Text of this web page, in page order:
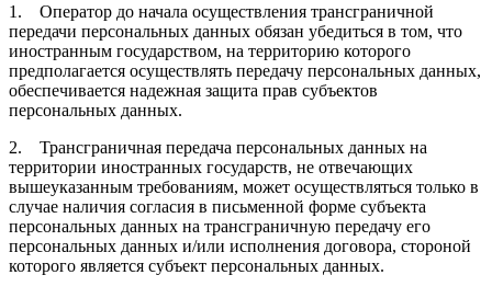
1. Оператор до начала осуществления трансграничной
передачи персональных данных обязан убедиться в том, что
иностранным государством, на территорию которого
предполагается осуществлять передачу персональных данных,
обеспечивается надежная защита прав субъектов
персональных данных.
2. Трансграничная передача персональных данных на
территории иностранных государств, не отвечающих
вышеуказанным требованиям, может осуществляться только в
случае наличия согласия в письменной форме субъекта
персональных данных на трансграничную передачу его
персональных данных и/или исполнения договора, стороной
которого является субъект персональных данных.